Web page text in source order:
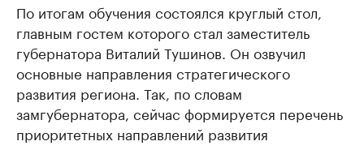
По итогам обучения состоялся круглый стол,
главным гостем которого стал заместитель
губернатора Виталий Тушинов. Он озвучил
основные направления стратегического
развития региона. Так, по словам
замгубернатора, сейчас формируется перечень
приоритетных направлений развития